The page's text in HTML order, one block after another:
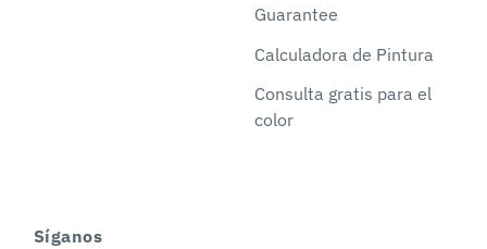
Guarantee
Calculadora de Pintura
Consulta gratis para el
color
Síganos